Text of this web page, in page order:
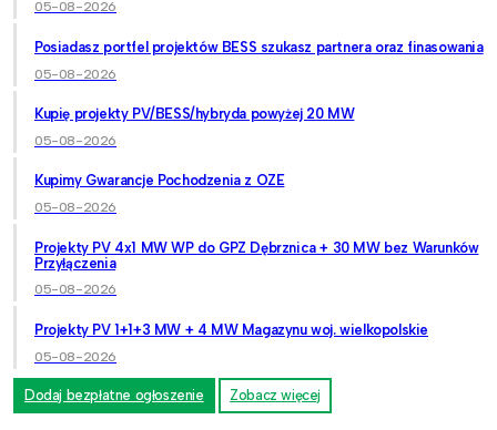
05-08-2026
Posiadasz portfel projektów BESS szukasz partnera oraz finasowania
05-08-2026
Kupię projekty PV/BESS/hybryda powyżej 20 MW
05-08-2026
Kupimy Gwarancje Pochodzenia z OZE
05-08-2026
Projekty PV 4x1 MW WP do GPZ Dębrznica + 30 MW bez Warunków
Przyłączenia
05-08-2026
Projekty PV 1+1+3 MW + 4 MW Magazynu woj. wielkopolskie
05-08-2026
Dodaj bezpłatne ogłoszenie Zobacz więcej